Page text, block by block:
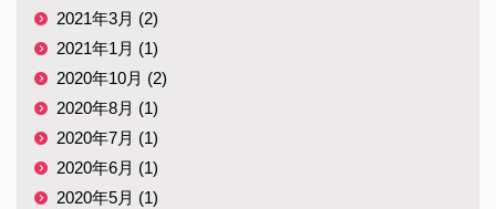
2021年3月 (2)
2021年1月 (1)
2020年10月 (2)
2020年8月 (1)
2020年7月 (1)
2020年6月 (1)
2020年5月 (1)